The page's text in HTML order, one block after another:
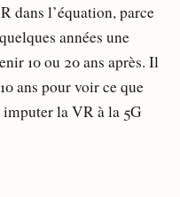
dans l’équation, parce
années une
10 ou 20 ans après. Il
ans pour voir ce que
la VR à la 5G